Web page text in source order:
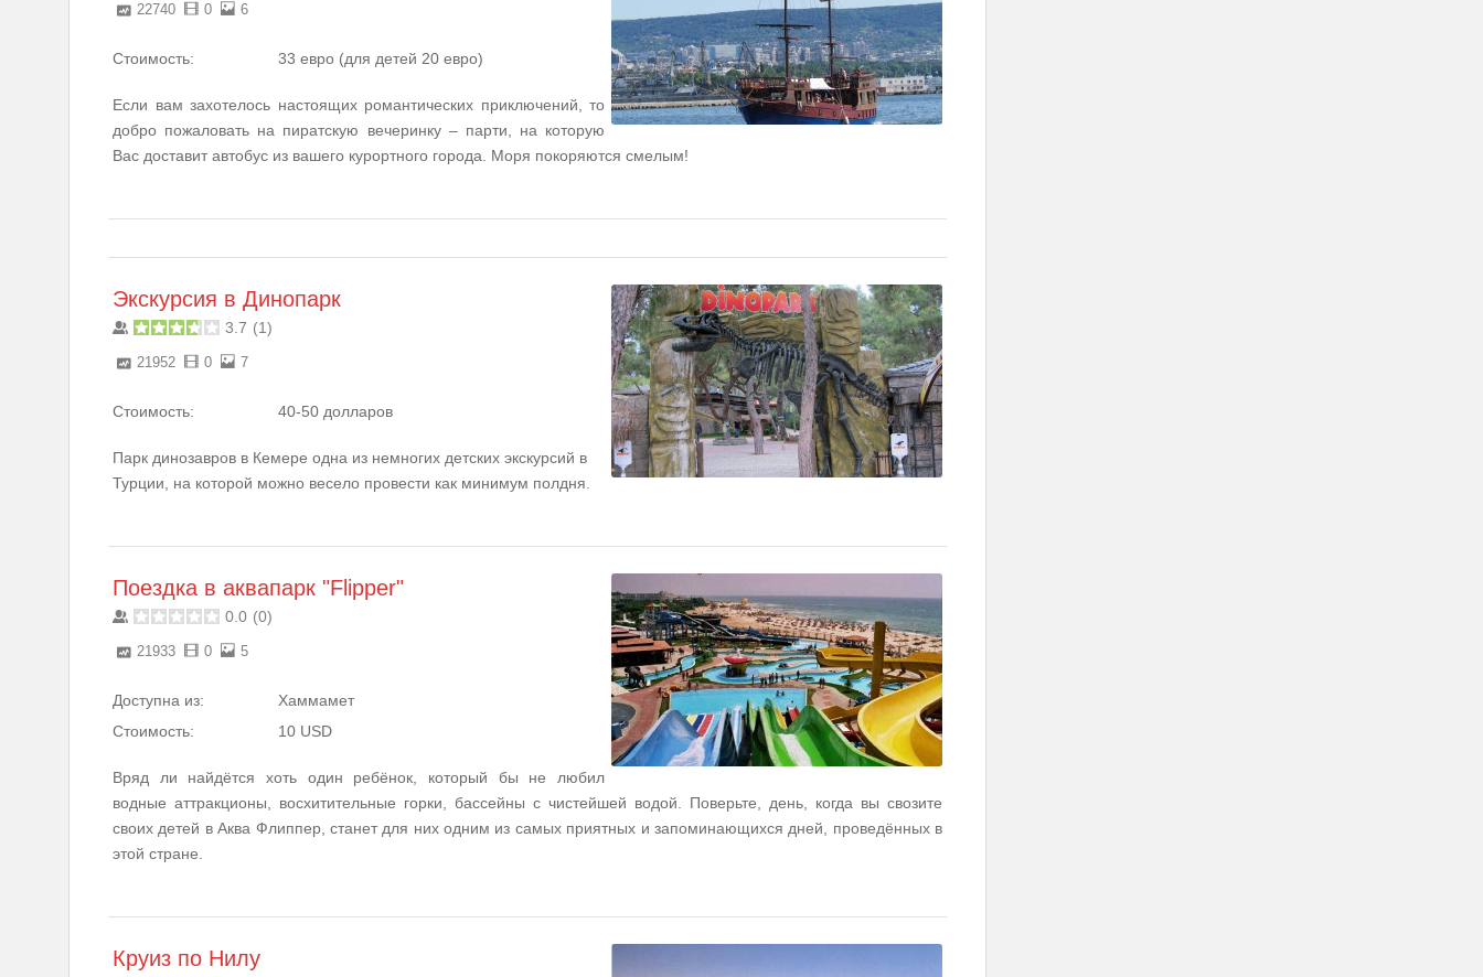
22740 0 6
Стоимость: 33 евро (для детей 20 евро)
Если вам захотелось настоящих романтических приключений, то
добро пожаловать на пиратскую вечеринку – парти, на которую
Вас доставит автобус из вашего курортного города. Моря покоряются смелым!
Экскурсия в Динопарк
3.7 (1)
21952 0 7
Стоимость: 40-50 долларов
Парк динозавров в Кемере одна из немногих детских экскурсий в
Турции, на которой можно весело провести как минимум полдня.
Поездка в аквапарк "Flipper"
0.0 (0)
21933 0 5
Доступна из:
Хаммамет
Стоимость:
10 USD
Вряд ли найдётся хоть один ребёнок, который бы не любил
водные аттракционы, восхитительные горки, бассейны с чистейшей водой. Поверьте, день, когда вы свозите
своих детей в Аква Флиппер, станет для них одним из самых приятных и запоминающихся дней, проведённых в
этой стране.
Круиз по Нилу